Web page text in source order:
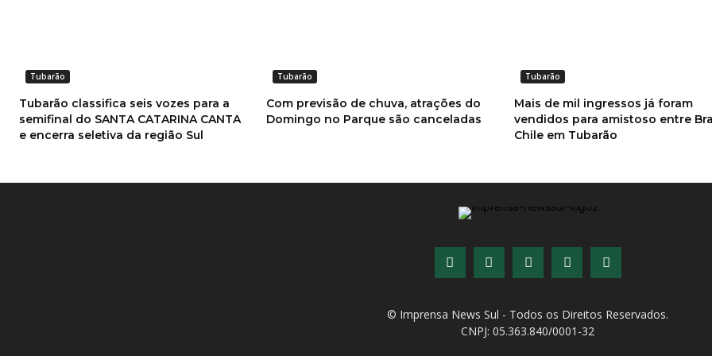
Tubarão
Tubarão classifica seis vozes para a
semifinal do SANTA CATARINA CANTA
e encerra seletiva da região Sul
Tubarão
Com previsão de chuva, atrações do
Domingo no Parque são canceladas
Tubarão
Mais de mil ingressos já foram
vendidos para amistoso entre
Chile em Tubarão
© Imprensa News Sul - Todos os Direitos Reservados.
CNPJ: 05.363.840/0001-32